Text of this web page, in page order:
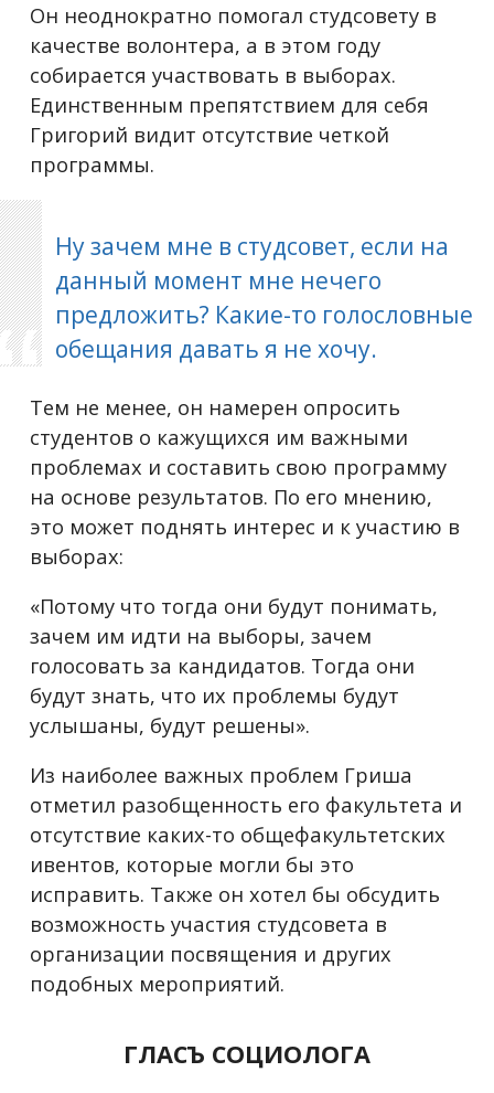
Он неоднократно помогал студсовету в
качестве волонтера, а в этом году
собирается участвовать в выборах.
Единственным препятствием для себя
Григорий видит отсутствие четкой
программы.
Ну зачем мне в студсовет, если на
данный момент мне нечего
предложить? Какие-то голословные
обещания давать я не хочу.
Тем не менее, он намерен опросить
студентов о кажущихся им важными
проблемах и составить свою программу
на основе результатов. По его мнению,
это может поднять интерес и к участию в
выборах:
«Потому что тогда они будут понимать,
зачем им идти на выборы, зачем
голосовать за кандидатов. Тогда они
будут знать, что их проблемы будут
услышаны, будут решены».
Из наиболее важных проблем Гриша
отметил разобщенность его факультета и
отсутствие каких-то общефакультетских
ивентов, которые могли бы это
исправить. Также он хотел бы обсудить
возможность участия студсовета в
организации посвящения и других
подобных мероприятий.
ГЛАСЪ СОЦИОЛОГА